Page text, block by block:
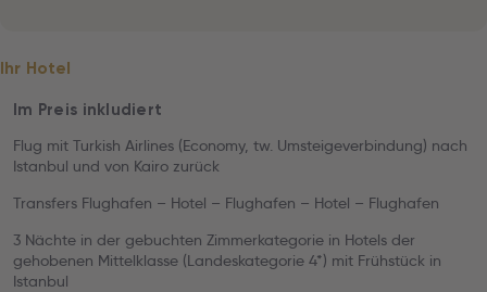
Ihr Hotel
Im Preis inkludiert
Flug mit Turkish Airlines (Economy, tw. Umsteigeverbindung) nach
Istanbul und von Kairo zurück
Transfers Flughafen – Hotel – Flughafen – Hotel – Flughafen
3 Nächte in der gebuchten Zimmerkategorie in Hotels der
gehobenen Mittelklasse (Landeskategorie 4*) mit Frühstück in
Istanbul